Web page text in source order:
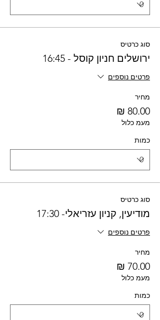
סוג כרטיס
ירושלים חניון קוסל - 16:45
פרטים נוספים
מחיר
מעמ כלול
כמות
סוג כרטיס
מודיעין, קניון עזריאלי- 17:30
פרטים נוספים
מחיר
מעמ כלול
כמות